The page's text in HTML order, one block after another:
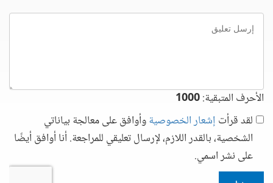
إرسل
تعليق
الأحرف المتبقية:1000
لقد قرأت إشعار الخصوصيةوأوافق على معالجة بياناتي
الشخصية، بالقدر اللازم، لإرسال تعليقي للمراجعة. أنا أوافق أيضًا
على نشر اسمي.